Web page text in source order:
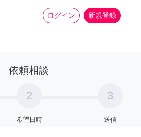
ログイン 新規登録
家事 more_horiz
依頼相談
2
希望日時
3
送信